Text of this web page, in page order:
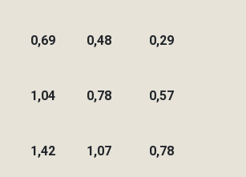
0,69 0,48 0,29
1,04 0,78 0,57
1,42 1,07 0,78